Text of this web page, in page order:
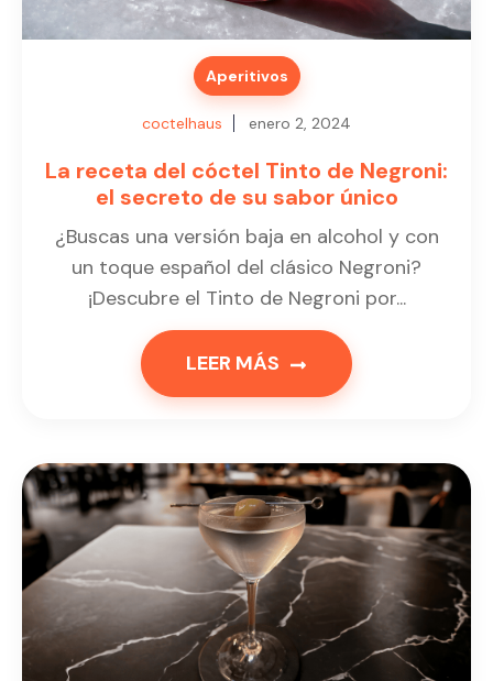
Aperitivos
coctelhaus enero 2, 2024
La receta del cóctel Tinto de Negroni:
el secreto de su sabor único
¿Buscas una versión baja en alcohol y con
un toque español del clásico Negroni?
¡Descubre el Tinto de Negroni por...
LEER MÁS